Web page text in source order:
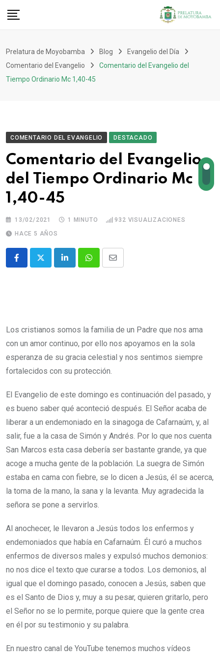
Prelatura de Moyobamba Blog
Evangelio del Día
Comentario del Evangelio
Comentario del Evangelio del
Tiempo Ordinario Mc 1,40-45
COMENTARIO DEL EVANGELIO DESTACADO
Comentario del Evangelio
del Tiempo Ordinario Mc
1,40-45
13/02/2021 1 MINUTO 932 VISUALIZACIONES
HACE 5 AÑOS
Los cristianos somos la familia de un Padre que nos ama
con un amor continuo, por ello nos apoyamos en la sola
esperanza de su gracia celestial y nos sentimos siempre
fortalecidos con su protección.
El Evangelio de este domingo es continuación del pasado, y
es bueno saber qué aconteció después. El Señor acaba de
liberar a un endemoniado en la sinagoga de Cafarnaúm, y, al
salir, fue a la casa de Simón y Andrés. Por lo que nos cuenta
San Marcos esta casa debería ser bastante grande, ya que
acoge a mucha gente de la población. La suegra de Simón
estaba en cama con fiebre, se lo dicen a Jesús, él se acerca,
la toma de la mano, la sana y la levanta. Muy agradecida la
señora se pone a servirlos.
Al anochecer, le llevaron a Jesús todos los enfermos y
endemoniados que había en Cafarnaúm. Él curó a muchos
enfermos de diversos males y expulsó muchos demonios:
no nos dice el texto que curarse a todos. Los demonios, al
igual que el domingo pasado, conocen a Jesús, saben que
es el Santo de Dios y, muy a su pesar, quieren gritarlo, pero
el Señor no se lo permite, porque quiere que la gente crea
en él por su testimonio y su palabra.
En nuestro canal de YouTube tenemos muchos vídeos